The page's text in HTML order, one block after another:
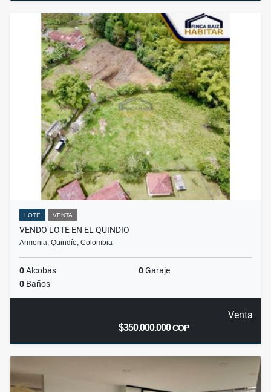
LOTE VENTA
VENDO LOTE EN EL QUINDIO
Armenia, Quindío, Colombia
0Alcobas 0Garaje
0 Baños
Venta
$350.000.000COP